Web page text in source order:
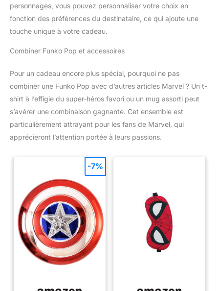
personnages, vous pouvez personnaliser votre choix en
fonction des préférences du destinataire, ce qui ajoute une
touche unique à votre cadeau.
Combiner Funko Pop et accessoires
Pour un cadeau encore plus spécial, pourquoi ne pas
combiner une Funko Pop avec d’autres articles Marvel ? Un t-
shirt à l’effigie du super-héros favori ou un mug assorti peut
s’avérer une combinaison gagnante. Cet ensemble est
particulièrement attrayant pour les fans de Marvel, qui
apprécieront l’attention portée à leurs passions.
-7%